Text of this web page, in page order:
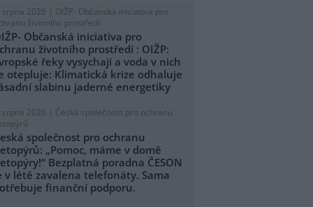
srpna 2026 | OIŽP- Občanská iniciativa pro
životního prostředí
Občanská iniciativa pro
životního prostředí : OIŽP:
řeky vysychají a voda v nich
otepluje: Klimatická krize odhaluje
slabinu jaderné energetiky
srpna 2026 | Česká společnost pro ochranu
společnost pro ochranu
„Pomoc, máme v domě
Bezplatná poradna ČESON
v létě zavalena telefonáty. Sama
finanční podporu.